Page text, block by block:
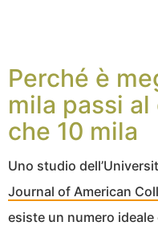
Perché è
mila passi
che 10 mila
Uno studio
Journal of American
esiste un numero